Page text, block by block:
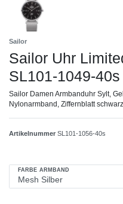
Sailor
Sailor Uhr
SL101-1049-40s
Sailor Damen Armbanduhr Sylt,
Nylonarmband, Ziffernblatt
Artikelnummer SL101-1056-40s
FARBE ARMBAND